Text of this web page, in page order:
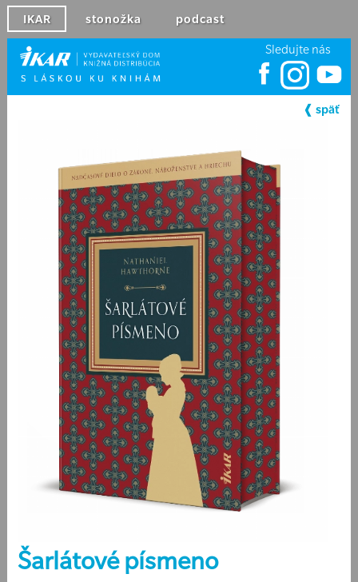
IKAR stonožka podcast
Sledujte nás
Šarlátové písmeno
❰ späť